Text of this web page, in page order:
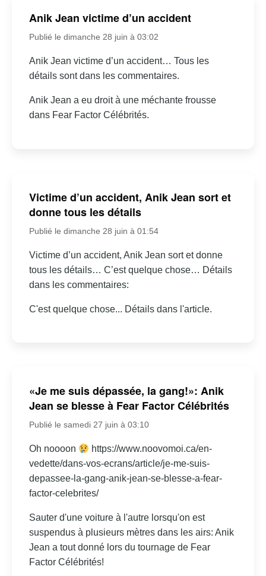
Anik Jean victime d’un accident
Publié le dimanche 28 juin à 03:02
Anik Jean victime d’un accident… Tous les
détails sont dans les commentaires.
Anik Jean a eu droit à une méchante frousse
dans Fear Factor Célébrités.
Victime d’un accident, Anik Jean sort et
donne tous les détails
Publié le dimanche 28 juin à 01:54
Victime d’un accident, Anik Jean sort et donne
tous les détails… C’est quelque chose… Détails
dans les commentaires:
C'est quelque chose... Détails dans l'article.
«Je me suis dépassée, la gang!»: Anik
Jean se blesse à Fear Factor Célébrités
Publié le samedi 27 juin à 03:10
Oh noooon
https://www.noovomoi.ca/en-
vedette/dans-vos-ecrans/article/je-me-suis-
depassee-la-gang-anik-jean-se-blesse-a-fear-
factor-celebrites/
Sauter d'une voiture à l'autre lorsqu'on est
suspendus à plusieurs mètres dans les airs: Anik
Jean a tout donné lors du tournage de Fear
Factor Célébrités!